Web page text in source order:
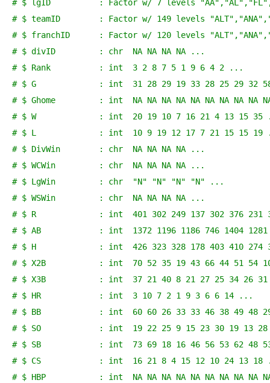
# $ lgID          : Factor w/ 7 levels
# $ teamID        : Factor w/ 149 levels
# $ franchID      : Factor w/ 120 levels
# $ divID         : chr  NA NA NA NA ...
# $ Rank          : int  3 2 8 7 5 1 9 6 4 2 ...
# $ G             : int  31 28 29 19 33 28 25 29 32
# $ Ghome         : int  NA NA NA NA NA NA NA NA NA
# $ W             : int  20 19 10 7 16 21 4 13 15
# $ L             : int  10 9 19 12 17 7 21 15 15 19
# $ DivWin        : chr  NA NA NA NA ...
# $ WCWin         : chr  NA NA NA NA ...
# $ LgWin         : chr  "N" "N" "N" "N" ...
# $ WSWin         : chr  NA NA NA NA ...
# $ R             : int  401 302 249 137 302 376 231
# $ AB            : int  1372 1196 1186 746 1404 1281
# $ H             : int  426 323 328 178 403 410 274
# $ X2B           : int  70 52 35 19 43 66 44 51 54
# $ X3B           : int  37 21 40 8 21 27 25 34 26
# $ HR            : int  3 10 7 2 1 9 3 6 6 14 ...
# $ BB            : int  60 60 26 33 33 46 38 49 48
# $ SO            : int  19 22 25 9 15 23 30 19 13
# $ SB            : int  73 69 18 16 46 56 53 62 48
# $ CS            : int  16 21 8 4 15 12 10 24 13
# $ HBP           : int  NA NA NA NA NA NA NA NA NA